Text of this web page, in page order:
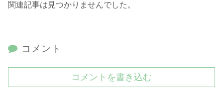
関連記事は見つかりませんでした。
コメント
コメントを書き込む